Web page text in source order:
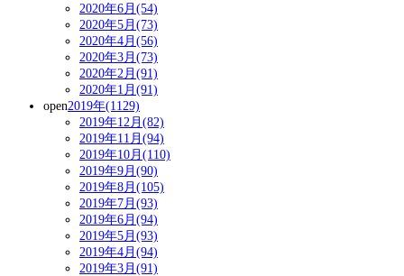
2020年6月(54)
2020年5月(73)
2020年4月(56)
2020年3月(73)
2020年2月(91)
2020年1月(91)
open2019年(1129)
2019年12月(82)
2019年11月(94)
2019年10月(110)
2019年9月(90)
2019年8月(105)
2019年7月(93)
2019年6月(94)
2019年5月(93)
2019年4月(94)
2019年3月(91)